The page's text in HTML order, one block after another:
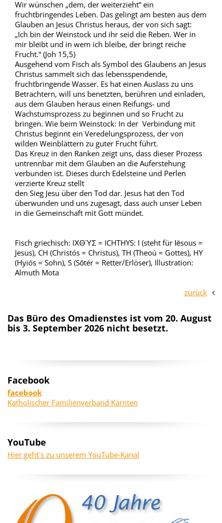
Wir wünschen „dem, der weiterzieht“ ein
fruchtbringendes Leben. Das gelingt am besten aus dem
Glauben an Jesus Christus heraus, der von sich sagt:
„Ich bin der Weinstock und ihr seid die Reben. Wer in
mir bleibt und in wem ich bleibe, der bringt reiche
Frucht.“ (Joh 15,5)
Ausgehend vom Fisch als Symbol des Glaubens an Jesus
Christus sammelt sich das lebensspendende,
fruchtbringende Wasser. Es hat einen Auslass zu uns
Betrachtern, will uns benetzten, berühren und einladen,
aus dem Glauben heraus einen Reifungs- und
Wachstumsprozess zu beginnen und so Frucht zu
bringen. Wie beim Weinstock: In der Verbindung mit
Christus beginnt ein Veredelungsprozess, der von
wilden Weinblättern zu guter Frucht führt.
Das Kreuz in den Ranken zeigt uns, dass dieser Prozess
untrennbar mit dem Glauben an die Auferstehung
verbunden ist. Dieses durch Edelsteine und Perlen
verzierte Kreuz stellt
den Sieg Jesu über den Tod dar. Jesus hat den Tod
überwunden und uns zugesagt, dass auch unser Leben
in die Gemeinschaft mit Gott mündet.
Fisch griechisch: IΧΘΎΣ = ICHTHYS: I (steht für Ιēsous =
Jesus), CH (Christós = Christus), TH (Theoú = Gottes), HY
(Hyiós = Sohn), S (Sōtér = Retter/Erlöser), Illustration:
Almuth Mota
zurück
Das Büro des Omadienstes ist vom 20. August
bis 3. September 2026 nicht besetzt.
Facebook
facebook
Katholischer Familienverband Kärnten
YouTube
Hier geht´s zu unserem YouTube-Kanal